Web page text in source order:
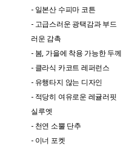
- 일본산 수피마 코튼
- 고급스러운 광택감과 부드
러운 감촉
- 봄, 가을에 착용 가능한 두께
- 클라식 카코트 레퍼런스
- 유행타지 않는 디자인
- 적당히 여유로운 레귤러핏
실루엣
- 천연 소뿔 단추
- 이너 포켓